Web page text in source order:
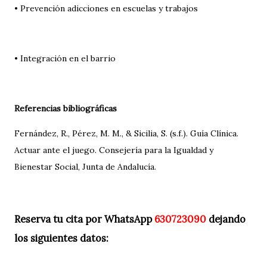
• Prevención adicciones en escuelas y trabajos
• Integración en el barrio
Referencias bibliográficas
Fernández, R., Pérez, M. M., & Sicilia, S. (s.f.). Guía Clínica.
Actuar ante el juego. Consejería para la Igualdad y
Bienestar Social, Junta de Andalucía.
Reserva tu cita por WhatsApp 630723090 dejando
los siguientes datos: